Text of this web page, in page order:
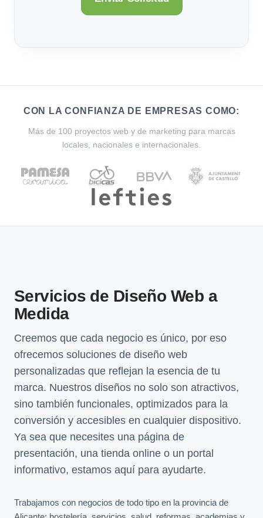
CON LA CONFIANZA DE EMPRESAS COMO:
Más de 100 proyectos web y de marketing para marcas
locales, nacionales e internacionales.
Servicios de Diseño Web a
Medida
Creemos que cada negocio es único, por eso
ofrecemos soluciones de diseño web
personalizadas que reflejan la esencia de tu
marca. Nuestros diseños no solo son atractivos,
sino también funcionales, optimizados para la
conversión y accesibles en cualquier dispositivo.
Ya sea que necesites una página de
presentación, una tienda online o un portal
informativo, estamos aquí para ayudarte.
Trabajamos con negocios de todo tipo en la provincia de